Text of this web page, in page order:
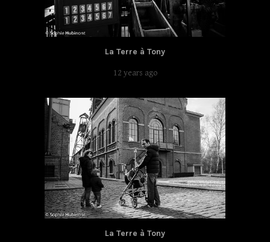
La Terre à Tony
12 years ago
La Terre à Tony